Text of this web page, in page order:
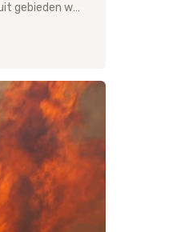
palmolie en hout uit gebieden waarvoor vaak bossen en andere waardevolle natuurgebieden zijn vernietigd. Europa heeft geen wetgeving tegen ontbossing. Vanaf vandaag kunnen alle Europeanen aan de Europese Commissie laten weten dat er een krachtige wet moet komen die ervoor zorgt dat uitsluitend ontbossingsvrije producten de EU bereiken. Meer dan 100 natuur- en mensenrechtenorganisaties in Europa zijn daarom de campagne #Together4Forests gestart.